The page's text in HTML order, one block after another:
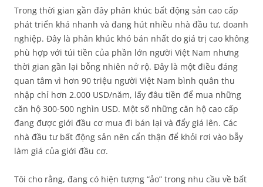
Trong thời gian gần đây phân khúc bất động sản cao cấp
phát triển khá nhanh và đang hút nhiều nhà đầu tư, doanh
nghiệp. Đây là phân khúc khó bán nhất do giá trị cao không
phù hợp với túi tiền của phần lớn người Việt Nam nhưng
thời gian gần lại bỗng nhiên nở rộ. Đây là một điều đáng
quan tâm vì hơn 90 triệu người Việt Nam bình quân thu
nhập chỉ hơn 2.000 USD/năm, lấy đâu tiền để mua những
căn hộ 300-500 nghìn USD. Một số những căn hộ cao cấp
đang được giới đầu cơ mua đi bán lại và đẩy giá lên. Các
nhà đầu tư bất động sản nên cẩn thận để khỏi rơi vào bẫy
làm giá của giới đầu cơ.
Tôi cho rằng, đang có hiện tượng “ảo” trong nhu cầu về bất